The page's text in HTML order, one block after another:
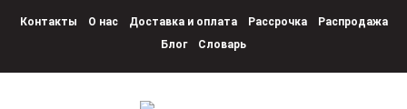
Контакты О нас Доставка и оплата Рассрочка
Распродажа
Блог
Словарь